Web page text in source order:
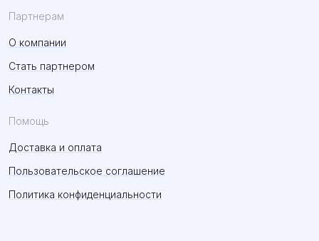
Партнерам
О компании
Стать партнером
Контакты
Помощь
Доставка и оплата
Пользовательское соглашение
Политика конфиденциальности